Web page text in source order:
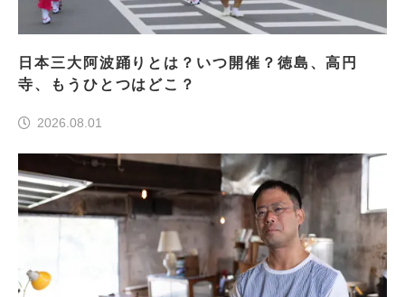
日本三大阿波踊りとは？いつ開催？徳島、高円
寺、もうひとつはどこ？
2026.08.01